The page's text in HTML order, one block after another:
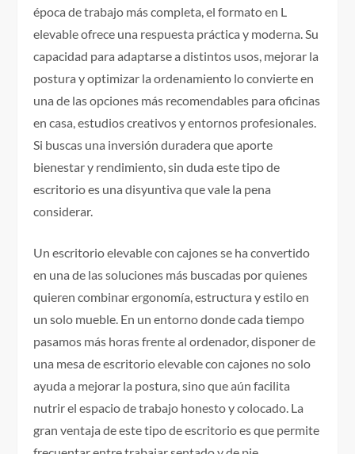
época de trabajo más completa, el formato en L
elevable ofrece una respuesta práctica y moderna. Su
capacidad para adaptarse a distintos usos, mejorar la
postura y optimizar la ordenamiento lo convierte en
una de las opciones más recomendables para oficinas
en casa, estudios creativos y entornos profesionales.
Si buscas una inversión duradera que aporte
bienestar y rendimiento, sin duda este tipo de
escritorio es una disyuntiva que vale la pena
considerar.
Un escritorio elevable con cajones se ha convertido
en una de las soluciones más buscadas por quienes
quieren combinar ergonomía, estructura y estilo en
un solo mueble. En un entorno donde cada tiempo
pasamos más horas frente al ordenador, disponer de
una mesa de escritorio elevable con cajones no solo
ayuda a mejorar la postura, sino que aún facilita
nutrir el espacio de trabajo honesto y colocado. La
gran ventaja de este tipo de escritorio es que permite